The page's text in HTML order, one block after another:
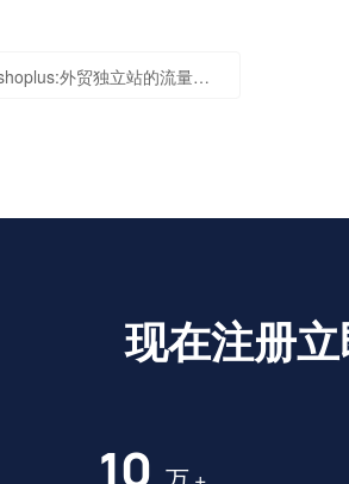
超店shoplus:外贸独立站的流量从哪里来？
现在注册
10 +